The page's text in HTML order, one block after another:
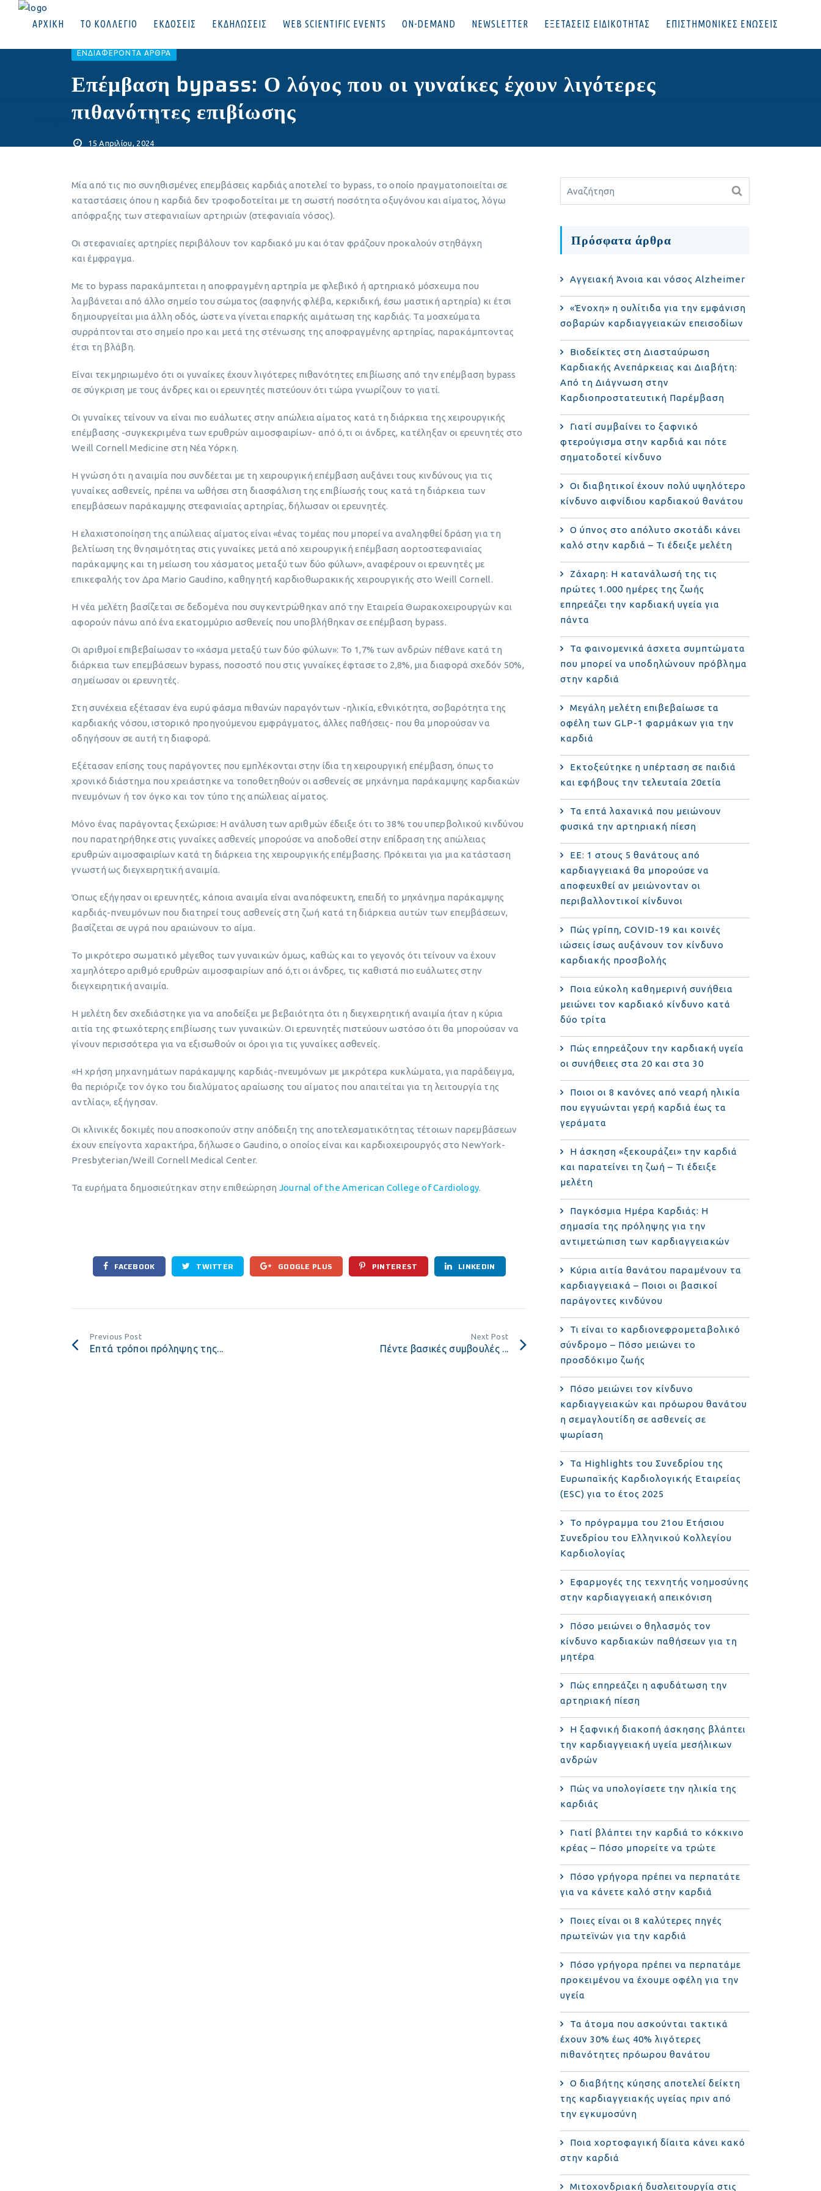
ΑΡΧΙΚΗ ΤΟ ΚΟΛΛΕΓΙΟ ΕΚΔΟΣΕΙΣ ΕΚΔΗΛΩΣΕΙΣ WEB SCIENTIFIC EVENTS ON-DEMAND NEWSLETTER ΕΞΕΤΑΣΕΙΣ ΕΙΔΙΚΟΤΗΤΑΣ ΕΠΙΣΤΗΜΟΝΙΚΕΣ ΕΝΩΣΕΙΣ
ΕΠΙΚΟΙΝΩΝΙΑ | ΣΥΝΔΕΘΕΙΤΕ
EΝΔΙΑΦΈΡΟΝΤΑ ΆΡΘΡΑ
Επέμβαση bypass: Ο λόγος που οι γυναίκες έχουν λιγότερες
πιθανότητες επιβίωσης
15 Απριλίου, 2024
Μία από τις πιο συνηθισμένες επεμβάσεις καρδιάς αποτελεί το bypass, το οποίο πραγματοποιείται σε
καταστάσεις όπου η καρδιά δεν τροφοδοτείται με τη σωστή ποσότητα οξυγόνου και αίματος, λόγω
απόφραξης των στεφανιαίων αρτηριών (στεφανιαία νόσος).
Οι στεφανιαίες αρτηρίες περιβάλουν τον καρδιακό μυ και όταν φράζουν προκαλούν στηθάγχη
και έμφραγμα.
Με το bypass παρακάμπτεται η αποφραγμένη αρτηρία με φλεβικό ή αρτηριακό μόσχευμα που
λαμβάνεται από άλλο σημείο του σώματος (σαφηνής φλέβα, κερκιδική, έσω μαστική αρτηρία) κι έτσι
δημιουργείται μια άλλη οδός, ώστε να γίνεται επαρκής αιμάτωση της καρδιάς. Τα μοσχεύματα
συρράπτονται στο σημείο προ και μετά της στένωσης της αποφραγμένης αρτηρίας, παρακάμπτοντας
έτσι τη βλάβη.
Είναι τεκμηριωμένο ότι οι γυναίκες έχουν λιγότερες πιθανότητες επιβίωσης από την επέμβαση bypass
σε σύγκριση με τους άνδρες και οι ερευνητές πιστεύουν ότι τώρα γνωρίζουν το γιατί.
Οι γυναίκες τείνουν να είναι πιο ευάλωτες στην απώλεια αίματος κατά τη διάρκεια της χειρουργικής
επέμβασης -συγκεκριμένα των ερυθρών αιμοσφαιρίων- από ό,τι οι άνδρες, κατέληξαν οι ερευνητές στο
Weill Cornell Medicine στη Νέα Υόρκη.
Η γνώση ότι η αναιμία που συνδέεται με τη χειρουργική επέμβαση αυξάνει τους κινδύνους για τις
γυναίκες ασθενείς, πρέπει να ωθήσει στη διασφάλιση της επιβίωσής τους κατά τη διάρκεια των
επεμβάσεων παράκαμψης στεφανιαίας αρτηρίας, δήλωσαν οι ερευνητές.
Η ελαχιστοποίηση της απώλειας αίματος είναι «ένας τομέας που μπορεί να αναληφθεί δράση για τη
βελτίωση της θνησιμότητας στις γυναίκες μετά από χειρουργική επέμβαση αορτοστεφανιαίας
παράκαμψης και τη μείωση του χάσματος μεταξύ των δύο φύλων», αναφέρουν οι ερευνητές με
επικεφαλής τον Δρα Mario Gaudino, καθηγητή καρδιοθωρακικής χειρουργικής στο Weill Cornell.
Η νέα μελέτη βασίζεται σε δεδομένα που συγκεντρώθηκαν από την Εταιρεία Θωρακοχειρουργών και
αφορούν πάνω από ένα εκατομμύριο ασθενείς που υποβλήθηκαν σε επέμβαση bypass.
Οι αριθμοί επιβεβαίωσαν το «χάσμα μεταξύ των δύο φύλων»: Το 1,7% των ανδρών πέθανε κατά τη
διάρκεια των επεμβάσεων bypass, ποσοστό που στις γυναίκες έφτασε το 2,8%, μια διαφορά σχεδόν 50%,
σημείωσαν οι ερευνητές.
Στη συνέχεια εξέτασαν ένα ευρύ φάσμα πιθανών παραγόντων -ηλικία, εθνικότητα, σοβαρότητα της
καρδιακής νόσου, ιστορικό προηγούμενου εμφράγματος, άλλες παθήσεις- που θα μπορούσαν να
οδηγήσουν σε αυτή τη διαφορά.
Εξέτασαν επίσης τους παράγοντες που εμπλέκονται στην ίδια τη χειρουργική επέμβαση, όπως το
χρονικό διάστημα που χρειάστηκε να τοποθετηθούν οι ασθενείς σε μηχάνημα παράκαμψης καρδιακών
πνευμόνων ή τον όγκο και τον τύπο της απώλειας αίματος.
Μόνο ένας παράγοντας ξεχώρισε: Η ανάλυση των αριθμών έδειξε ότι το 38% του υπερβολικού κινδύνου
που παρατηρήθηκε στις γυναίκες ασθενείς μπορούσε να αποδοθεί στην επίδραση της απώλειας
ερυθρών αιμοσφαιρίων κατά τη διάρκεια της χειρουργικής επέμβασης. Πρόκειται για μια κατάσταση
γνωστή ως διεγχειρητική αναιμία.
Όπως εξήγησαν οι ερευνητές, κάποια αναιμία είναι αναπόφευκτη, επειδή το μηχάνημα παράκαμψης
καρδιάς-πνευμόνων που διατηρεί τους ασθενείς στη ζωή κατά τη διάρκεια αυτών των επεμβάσεων,
βασίζεται σε υγρά που αραιώνουν το αίμα.
Το μικρότερο σωματικό μέγεθος των γυναικών όμως, καθώς και το γεγονός ότι τείνουν να έχουν
χαμηλότερο αριθμό ερυθρών αιμοσφαιρίων από ό,τι οι άνδρες, τις καθιστά πιο ευάλωτες στην
διεγχειρητική αναιμία.
Η μελέτη δεν σχεδιάστηκε για να αποδείξει με βεβαιότητα ότι η διεγχειρητική αναιμία ήταν η κύρια
αιτία της φτωχότερης επιβίωσης των γυναικών. Οι ερευνητές πιστεύουν ωστόσο ότι θα μπορούσαν να
γίνουν περισσότερα για να εξισωθούν οι όροι για τις γυναίκες ασθενείς.
«Η χρήση μηχανημάτων παράκαμψης καρδιάς-πνευμόνων με μικρότερα κυκλώματα, για παράδειγμα,
θα περιόριζε τον όγκο του διαλύματος αραίωσης του αίματος που απαιτείται για τη λειτουργία της
αντλίας», εξήγησαν.
Οι κλινικές δοκιμές που αποσκοπούν στην απόδειξη της αποτελεσματικότητας τέτοιων παρεμβάσεων
έχουν επείγοντα χαρακτήρα, δήλωσε ο Gaudino, ο οποίος είναι και καρδιοχειρουργός στο NewYork-
Presbyterian/Weill Cornell Medical Center.
Τα ευρήματα δημοσιεύτηκαν στην επιθεώρηση Journal of the American College of Cardiology.
FACEBOOK TWITTER GOOGLE PLUS PINTEREST LINKEDIN
Previous Post
Επτά τρόποι πρόληψης της...
Next Post
Πέντε βασικές συμβουλές ...
Πρόσφατα άρθρα
Αγγειακή Άνοια και νόσος Alzheimer
«Ένοχη» η ουλίτιδα για την εμφάνιση
σοβαρών καρδιαγγειακών επεισοδίων
Βιοδείκτες στη Διασταύρωση
Καρδιακής Ανεπάρκειας και Διαβήτη:
Από τη Διάγνωση στην
Καρδιοπροστατευτική Παρέμβαση
Γιατί συμβαίνει το ξαφνικό
φτερούγισμα στην καρδιά και πότε
σηματοδοτεί κίνδυνο
Οι διαβητικοί έχουν πολύ υψηλότερο
κίνδυνο αιφνίδιου καρδιακού θανάτου
Ο ύπνος στο απόλυτο σκοτάδι κάνει
καλό στην καρδιά – Τι έδειξε μελέτη
Ζάχαρη: Η κατανάλωσή της τις
πρώτες 1.000 ημέρες της ζωής
επηρεάζει την καρδιακή υγεία για
πάντα
Τα φαινομενικά άσχετα συμπτώματα
που μπορεί να υποδηλώνουν πρόβλημα
στην καρδιά
Μεγάλη μελέτη επιβεβαίωσε τα
οφέλη των GLP-1 φαρμάκων για την
καρδιά
Εκτοξεύτηκε η υπέρταση σε παιδιά
και εφήβους την τελευταία 20ετία
Τα επτά λαχανικά που μειώνουν
φυσικά την αρτηριακή πίεση
ΕΕ: 1 στους 5 θανάτους από
καρδιαγγειακά θα μπορούσε να
αποφευχθεί αν μειώνονταν οι
περιβαλλοντικοί κίνδυνοι
Πώς γρίπη, COVID-19 και κοινές
ιώσεις ίσως αυξάνουν τον κίνδυνο
καρδιακής προσβολής
Ποια εύκολη καθημερινή συνήθεια
μειώνει τον καρδιακό κίνδυνο κατά
δύο τρίτα
Πώς επηρεάζουν την καρδιακή υγεία
οι συνήθειες στα 20 και στα 30
Ποιοι οι 8 κανόνες από νεαρή ηλικία
που εγγυώνται γερή καρδιά έως τα
γεράματα
Η άσκηση «ξεκουράζει» την καρδιά
και παρατείνει τη ζωή – Τι έδειξε
μελέτη
Παγκόσμια Ημέρα Καρδιάς: Η
σημασία της πρόληψης για την
αντιμετώπιση των καρδιαγγειακών
Κύρια αιτία θανάτου παραμένουν τα
καρδιαγγειακά – Ποιοι οι βασικοί
παράγοντες κινδύνου
Τι είναι το καρδιονεφρομεταβολικό
σύνδρομο – Πόσο μειώνει το
προσδόκιμο ζωής
Πόσο μειώνει τον κίνδυνο
καρδιαγγειακών και πρόωρου θανάτου
η σεμαγλουτίδη σε ασθενείς σε
ψωρίαση
Τα Highlights του Συνεδρίου της
Ευρωπαϊκής Καρδιολογικής Εταιρείας
(ESC) για το έτος 2025
Το πρόγραμμα του 21ου Ετήσιου
Συνεδρίου του Ελληνικού Κολλεγίου
Καρδιολογίας
Εφαρμογές της τεχνητής νοημοσύνης
στην καρδιαγγειακή απεικόνιση
Πόσο μειώνει ο θηλασμός τον
κίνδυνο καρδιακών παθήσεων για τη
μητέρα
Πώς επηρεάζει η αφυδάτωση την
αρτηριακή πίεση
Η ξαφνική διακοπή άσκησης βλάπτει
την καρδιαγγειακή υγεία μεσήλικων
ανδρών
Πώς να υπολογίσετε την ηλικία της
καρδιάς
Γιατί βλάπτει την καρδιά το κόκκινο
κρέας – Πόσο μπορείτε να τρώτε
Πόσο γρήγορα πρέπει να περπατάτε
για να κάνετε καλό στην καρδιά
Ποιες είναι οι 8 καλύτερες πηγές
πρωτεϊνών για την καρδιά
Πόσο γρήγορα πρέπει να περπατάμε
προκειμένου να έχουμε οφέλη για την
υγεία
Τα άτομα που ασκούνται τακτικά
έχουν 30% έως 40% λιγότερες
πιθανότητες πρόωρου θανάτου
Ο διαβήτης κύησης αποτελεί δείκτη
της καρδιαγγειακής υγείας πριν από
την εγκυμοσύνη
Ποια χορτοφαγική δίαιτα κάνει κακό
στην καρδιά
Μιτοχονδριακή δυσλειτουργία στις